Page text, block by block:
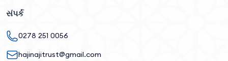
સંપર્ક
0278 251 0056
hajinajitrust@gmail.com